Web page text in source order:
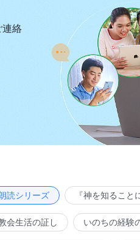
人には行われず、人間の姿
、異なる対象に対してなさ
性に応じて異なってくる。
はせず、その人に本来備わ
働きの対象の本質を知るこ
られている。聖霊は人の素
るようにする。用いられる
ることはない。その人の生
成するために人の利用でき
る働きは聖霊の働きを直接表
かしながら、完全にされる人
れることはなく、救われるこ
とになる。すなわち、聖霊の
連絡
読シリーズ 『神を知るこ
会生活の証し いのちの経験